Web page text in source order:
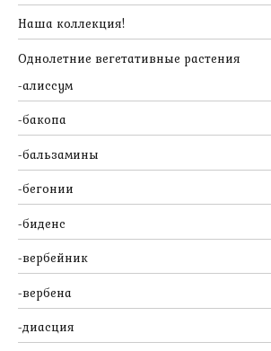
Наша коллекция!
Однолетние вегетативные растения
алиссум
бакопа
бальзамины
бегонии
биденс
вербейник
вербена
диасция